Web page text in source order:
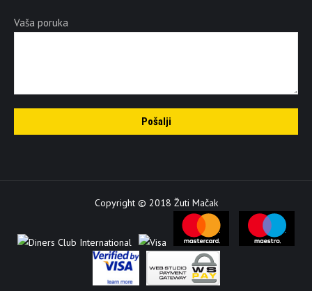
Vaša poruka
Copyright © 2018 Žuti Mačak